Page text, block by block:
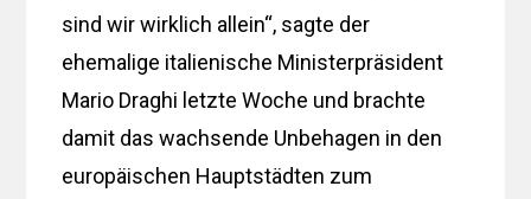
sind wir wirklich allein“, sagte der
ehemalige italienische Ministerpräsident
Mario Draghi letzte Woche und brachte
damit das wachsende Unbehagen in den
europäischen Hauptstädten zum